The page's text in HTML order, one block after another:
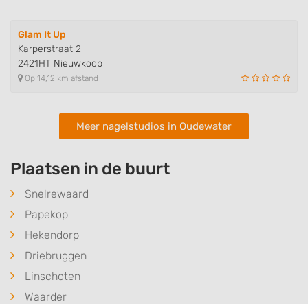
Glam It Up
Karperstraat 2
2421HT Nieuwkoop
Op 14,12 km afstand
Meer nagelstudios in Oudewater
Plaatsen in de buurt
Snelrewaard
Papekop
Hekendorp
Driebruggen
Linschoten
Waarder